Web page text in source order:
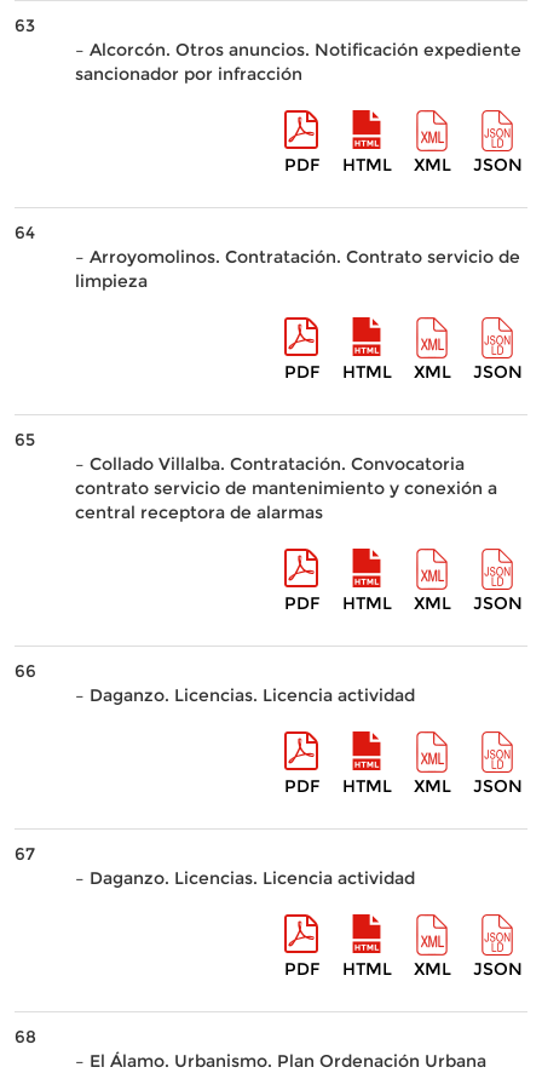
63
– Alcorcón. Otros anuncios. Notificación expediente
sancionador por infracción
PDF HTML XML JSON
64
– Arroyomolinos. Contratación. Contrato servicio de
limpieza
PDF HTML XML JSON
65
– Collado Villalba. Contratación. Convocatoria
contrato servicio de mantenimiento y conexión a
central receptora de alarmas
PDF HTML XML JSON
66
– Daganzo. Licencias. Licencia actividad
PDF HTML XML JSON
67
– Daganzo. Licencias. Licencia actividad
PDF HTML XML JSON
68
– El Álamo. Urbanismo. Plan Ordenación Urbana